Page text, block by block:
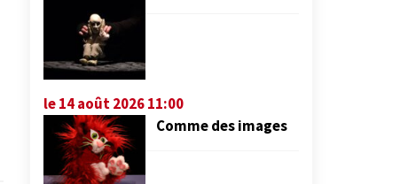
le 14 août 2026 11:00
Comme des images